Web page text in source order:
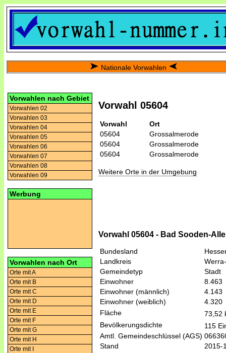
Nationale Vorwahlen
Vorwahlen nach Gebiet
Vorwahlen 02
Vorwahlen 03
Vorwahlen 04
Vorwahlen 05
Vorwahlen 06
Vorwahlen 07
Vorwahlen 08
Vorwahlen 09
Werbung
Vorwahlen nach Ort
Orte mit A
Orte mit B
Orte mit C
Orte mit D
Orte mit E
Orte mit F
Orte mit G
Orte mit H
Orte mit I
Vorwahl 05604
Vorwahl
Ort
05604
Grossalmerode
05604
Grossalmerode
05604
Grossalmerode
Weitere Orte in der Umgebung
Vorwahl 05604 - Bad Sooden-
Bundesland
Landkreis
Gemeindetyp
Stadt
Einwohner
8.463
Einwohner (männlich)
4.143
Einwohner (weiblich)
4.320
Fläche
73,52
Bevölkerungsdichte
115
Amtl. Gemeindeschlüssel (AGS)
Stand
2015-